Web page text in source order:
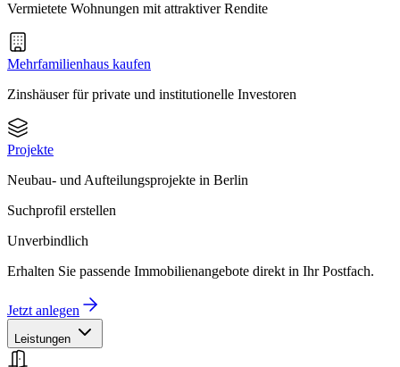
Vermietete Wohnungen mit attraktiver Rendite
Mehrfamilienhaus kaufen
Zinshäuser für private und institutionelle Investoren
Projekte
Neubau- und Aufteilungsprojekte in Berlin
Suchprofil erstellen
Unverbindlich
Erhalten Sie passende Immobilienangebote direkt in Ihr Postfach.
Jetzt anlegen
Leistungen